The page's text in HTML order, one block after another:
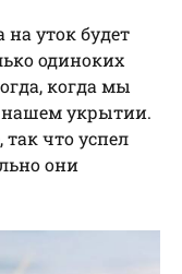
уток будет
одиноких
когда мы
нашем укрытии.
так что успел
они